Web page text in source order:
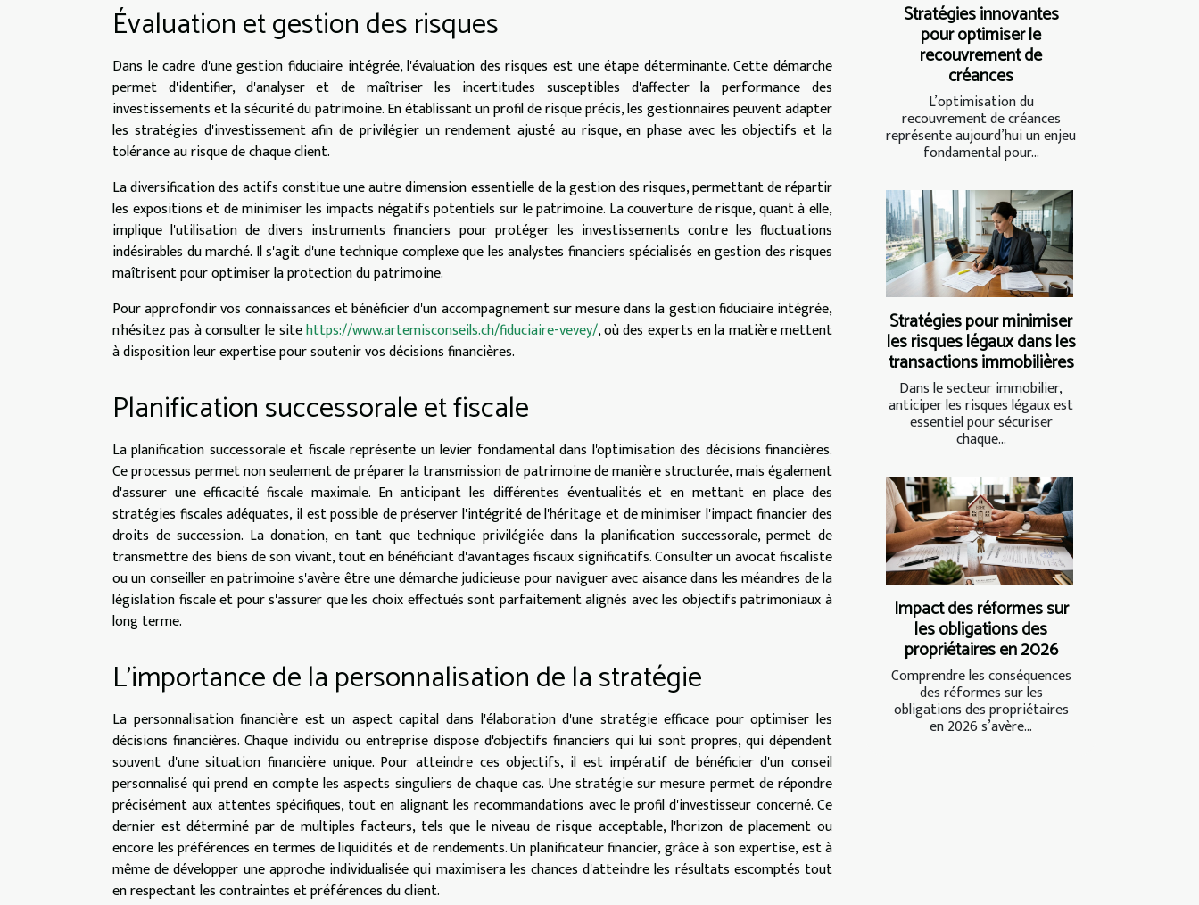
Évaluation et gestion des risques
Dans le cadre d'une gestion fiduciaire intégrée, l'évaluation des risques est une étape déterminante. Cette démarche
permet d'identifier, d'analyser et de maîtriser les incertitudes susceptibles d'affecter la performance des
investissements et la sécurité du patrimoine. En établissant un profil de risque précis, les gestionnaires peuvent adapter
les stratégies d'investissement afin de privilégier un rendement ajusté au risque, en phase avec les objectifs et la
tolérance au risque de chaque client.
La diversification des actifs constitue une autre dimension essentielle de la gestion des risques, permettant de répartir
les expositions et de minimiser les impacts négatifs potentiels sur le patrimoine. La couverture de risque, quant à elle,
implique l'utilisation de divers instruments financiers pour protéger les investissements contre les fluctuations
indésirables du marché. Il s'agit d'une technique complexe que les analystes financiers spécialisés en gestion des risques
maîtrisent pour optimiser la protection du patrimoine.
Pour approfondir vos connaissances et bénéficier d'un accompagnement sur mesure dans la gestion fiduciaire intégrée,
n'hésitez pas à consulter le sitehttps://www.artemisconseils.ch/fiduciaire-vevey/, où des experts en la matière mettent
à disposition leur expertise pour soutenir vos décisions financières.
Planification successorale et fiscale
La planification successorale et fiscale représente un levier fondamental dans l'optimisation des décisions financières.
Ce processus permet non seulement de préparer la transmission de patrimoine de manière structurée, mais également
d'assurer une efficacité fiscale maximale. En anticipant les différentes éventualités et en mettant en place des
stratégies fiscales adéquates, il est possible de préserver l'intégrité de l'héritage et de minimiser l'impact financier des
droits de succession. La donation, en tant que technique privilégiée dans la planification successorale, permet de
transmettre des biens de son vivant, tout en bénéficiant d'avantages fiscaux significatifs. Consulter un avocat fiscaliste
ou un conseiller en patrimoine s'avère être une démarche judicieuse pour naviguer avec aisance dans les méandres de la
législation fiscale et pour s'assurer que les choix effectués sont parfaitement alignés avec les objectifs patrimoniaux à
long terme.
L'importance de la personnalisation de la stratégie
La personnalisation financière est un aspect capital dans l'élaboration d'une stratégie efficace pour optimiser les
décisions financières. Chaque individu ou entreprise dispose d'objectifs financiers qui lui sont propres, qui dépendent
souvent d'une situation financière unique. Pour atteindre ces objectifs, il est impératif de bénéficier d'un conseil
personnalisé qui prend en compte les aspects singuliers de chaque cas. Une stratégie sur mesure permet de répondre
précisément aux attentes spécifiques, tout en alignant les recommandations avec le profil d'investisseur concerné. Ce
dernier est déterminé par de multiples facteurs, tels que le niveau de risque acceptable, l'horizon de placement ou
encore les préférences en termes de liquidités et de rendements. Un planificateur financier, grâce à son expertise, est à
même de développer une approche individualisée qui maximisera les chances d'atteindre les résultats escomptés tout
en respectant les contraintes et préférences du client.
Stratégies innovantes
pour optimiser le
recouvrement de
créances
L’optimisation du
recouvrement de créances
représente aujourd’hui un enjeu
fondamental pour...
Stratégies pour minimiser
les risques légaux dans les
transactions immobilières
Dans le secteur immobilier,
anticiper les risques légaux est
essentiel pour sécuriser
chaque...
Impact des réformes sur
les obligations des
propriétaires en 2026
Comprendre les conséquences
des réformes sur les
obligations des propriétaires
en 2026 s’avère...